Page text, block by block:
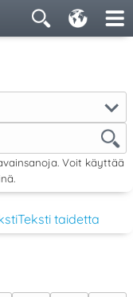
Voit käyttää
Teksti taidetta